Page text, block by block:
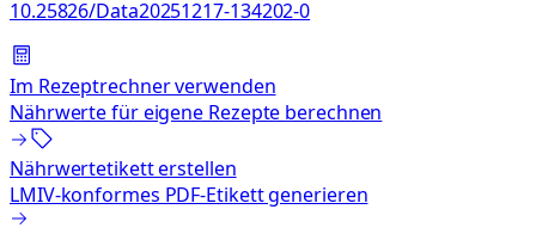
10.25826/Data20251217-134202-0
Im Rezeptrechner verwenden
Nährwerte für eigene Rezepte berechnen
Nährwertetikett erstellen
LMIV-konformes PDF-Etikett generieren